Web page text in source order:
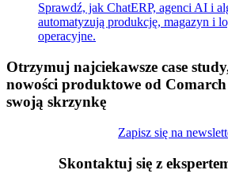
Sprawdź, jak ChatERP, agenci AI i
automatyzują produkcję, magazyn i
operacyjne.
Otrzymuj najciekawsze case
nowości produktowe od
swoją skrzynkę
Zapisz się na
Skontaktuj się z